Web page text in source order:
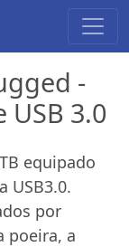
-
3.0
equipado
USB3.0.
por
poeira, a